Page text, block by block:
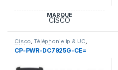
MARQUE
CISCO
Cisco,Téléphonie ip & UC,
Téléphonie IP et Accessoires
Cisco
CP-PWR-DC7925G-CE=